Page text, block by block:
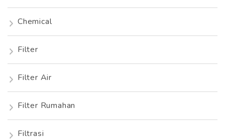
Chemical
Filter
Filter Air
Filter Rumahan
Filtrasi